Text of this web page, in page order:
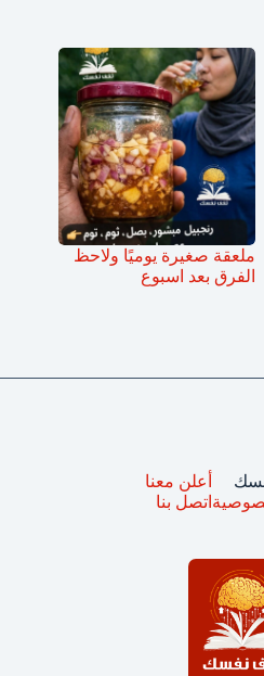
ملعقة صغيرة يوميًا ولاحظ
الفرق بعد اسبوع
أعلن معنا
اتصل بنا